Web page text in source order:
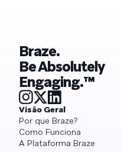
Braze.
Be Absolutely
Engaging.™
Visão Geral
Por que Braze?
Como Funciona
A Plataforma Braze